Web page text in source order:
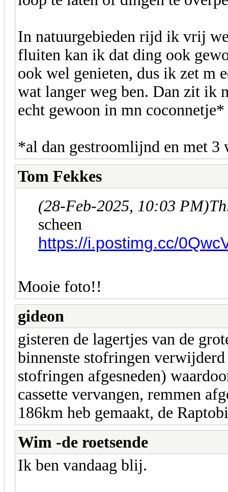
In natuurgebieden rijd ik vrij
fluiten kan ik dat ding ook
ook wel genieten, dus ik zet m
wat langer weg ben. Dan zit ik
echt gewoon in mn coconnetje*
*al dan gestroomlijnd en met
Tom Fekkes
(28-Feb-2025, 10:03 PM)
scheen
https://i.postimg.cc/
Mooie foto!!
gideon
gisteren de lagertjes van de
binnenste stofringen
stofringen afgesneden)
cassette vervangen, remmen
186km heb gemaakt, de
Wim -de roetsende
Ik ben vandaag blij.